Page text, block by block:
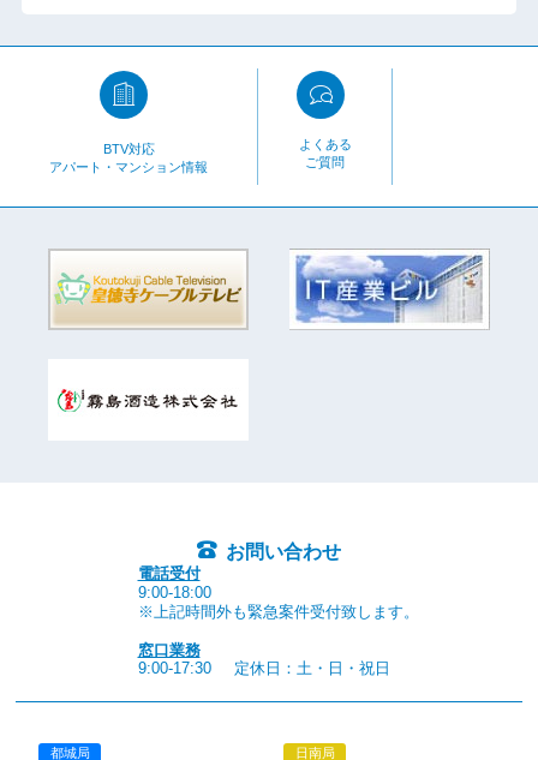
BTV対応
アパート・マンション情報
よくある
ご質問
お問い合わせ
電話受付
9:00-18:00
※上記時間外も緊急案件受付致します。
窓口業務
9:00-17:30
定休日：土・日・祝日
都城局 日南局